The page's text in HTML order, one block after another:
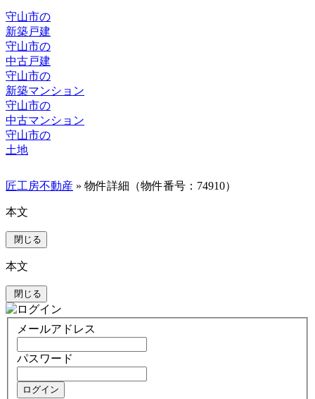
守山市の
新築戸建
守山市の
中古戸建
守山市の
新築マンション
守山市の
中古マンション
守山市の
土地
匠工房不動産 » 物件詳細（物件番号：74910）
本文
閉じる
本文
閉じる
メールアドレス
パスワード
ログイン